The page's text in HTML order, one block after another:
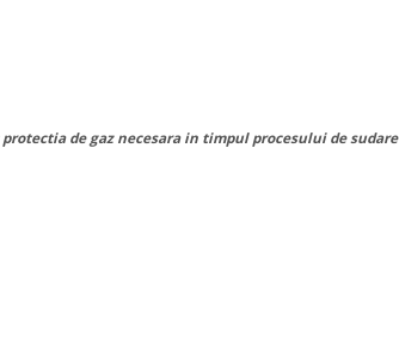
de gaz necesara in timpul procesului de sudare